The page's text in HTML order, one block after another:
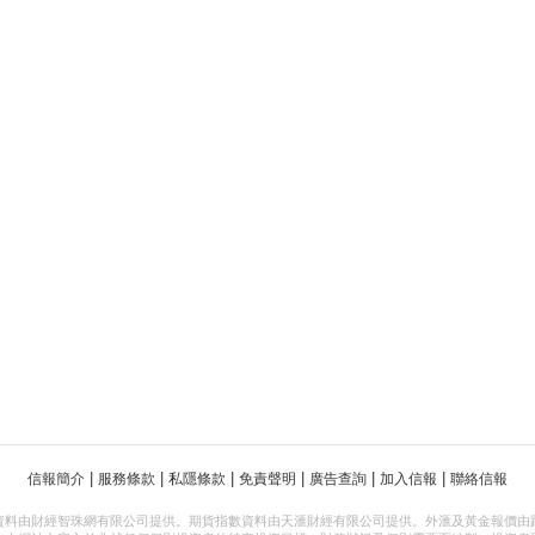
信報簡介 | 服務條款 | 私隱條款 | 免責聲明 | 廣告查詢 | 加入信報 | 聯絡信報
料由財經智珠網有限公司提供。期貨指數資料由天滙財經有限公司提供。外滙及黃金報價由